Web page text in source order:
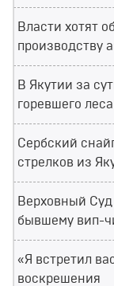
Власти хотят
производству
В Якутии за
горевшего леса
Сербский
стрелков из
Верховный
бывшему вип-
«Я встретил
воскрешения